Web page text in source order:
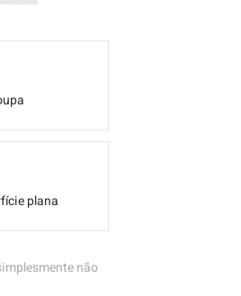
plana
não